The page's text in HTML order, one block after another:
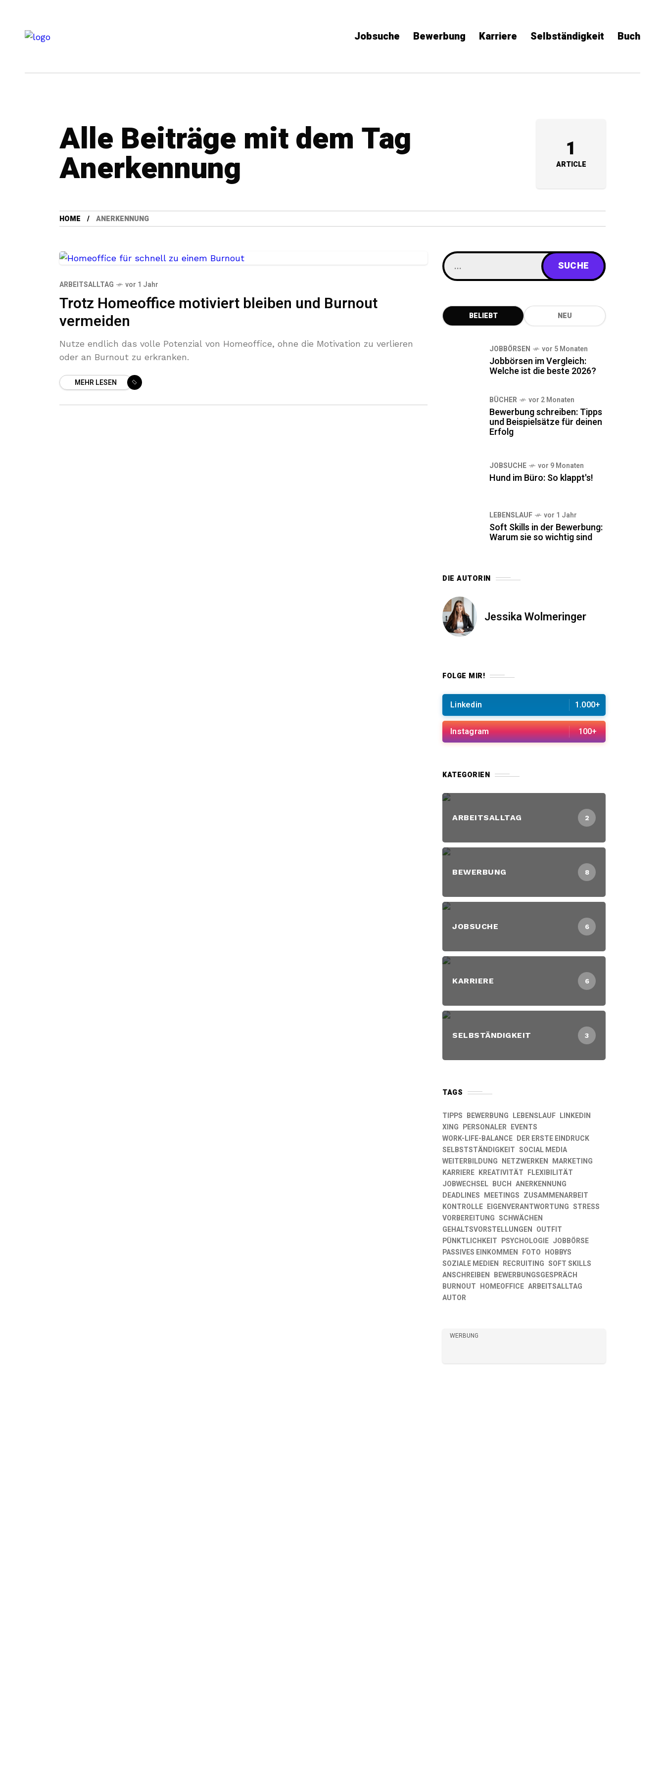
Jobsuche Bewerbung Karriere Selbständigkeit Buch
Alle Beiträge mit dem Tag
Anerkennung 1
ARTICLE
HOME ANERKENNUNG
ARBEITSALLTAG vor 1 Jahr
Trotz Homeoffice motiviert bleiben und Burnout
vermeiden
Nutze endlich das volle Potenzial von Homeoffice, ohne die Motivation zu verlieren
oder an Burnout zu erkranken.
MEHR LESEN
BELIEBT NEU
JOBBÖRSEN vor 5 Monaten
Jobbörsen im Vergleich:
Welche ist die beste 2026?
BÜCHER vor 2 Monaten
Bewerbung schreiben: Tipps
und Beispielsätze für deinen
Erfolg
JOBSUCHE vor 9 Monaten
Hund im Büro: So klappt's!
LEBENSLAUF vor 1 Jahr
Soft Skills in der Bewerbung:
Warum sie so wichtig sind
DIE AUTORIN
Jessika Wolmeringer
FOLGE MIR!
Linkedin 1.000+
Instagram 100+
KATEGORIEN
ARBEITSALLTAG 2
BEWERBUNG 8
JOBSUCHE 6
KARRIERE 6
SELBSTÄNDIGKEIT 3
TAGS
TIPPS BEWERBUNG LEBENSLAUF LINKEDIN
XING PERSONALER EVENTS
WORK-LIFE-BALANCE DER ERSTE EINDRUCK
SELBSTSTÄNDIGKEIT SOCIAL MEDIA
WEITERBILDUNG NETZWERKEN MARKETING
KARRIERE KREATIVITÄT FLEXIBILITÄT
JOBWECHSEL BUCH ANERKENNUNG
DEADLINES MEETINGS ZUSAMMENARBEIT
KONTROLLE EIGENVERANTWORTUNG STRESS
VORBEREITUNG SCHWÄCHEN
GEHALTSVORSTELLUNGEN OUTFIT
PÜNKTLICHKEIT PSYCHOLOGIE JOBBÖRSE
PASSIVES EINKOMMEN FOTO HOBBYS
SOZIALE MEDIEN RECRUITING SOFT SKILLS
ANSCHREIBEN BEWERBUNGSGESPRÄCH
BURNOUT HOMEOFFICE ARBEITSALLTAG
AUTOR
WERBUNG